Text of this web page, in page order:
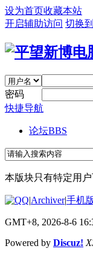
设为首页收藏本站
开启辅助访问 切换
密码
快捷导航
论坛BBS
本版块只有特定用
|Archiver|手机
GMT+8, 2026-8-6
Powered by Discuz!